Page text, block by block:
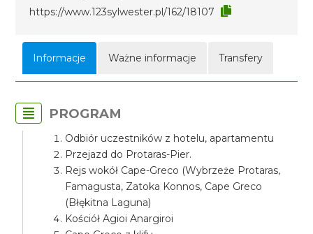
https://www.123sylwester.pl/162/18107
Informacje Ważne informacje Transfery
PROGRAM
Odbiór uczestników z hotelu, apartamentu
Przejazd do Protaras-Pier.
Rejs wokół Cape-Greco (Wybrzeże Protaras,
Famagusta, Zatoka Konnos, Cape Greco
(Błękitna Laguna)
Kościół Agioi Anargiroi